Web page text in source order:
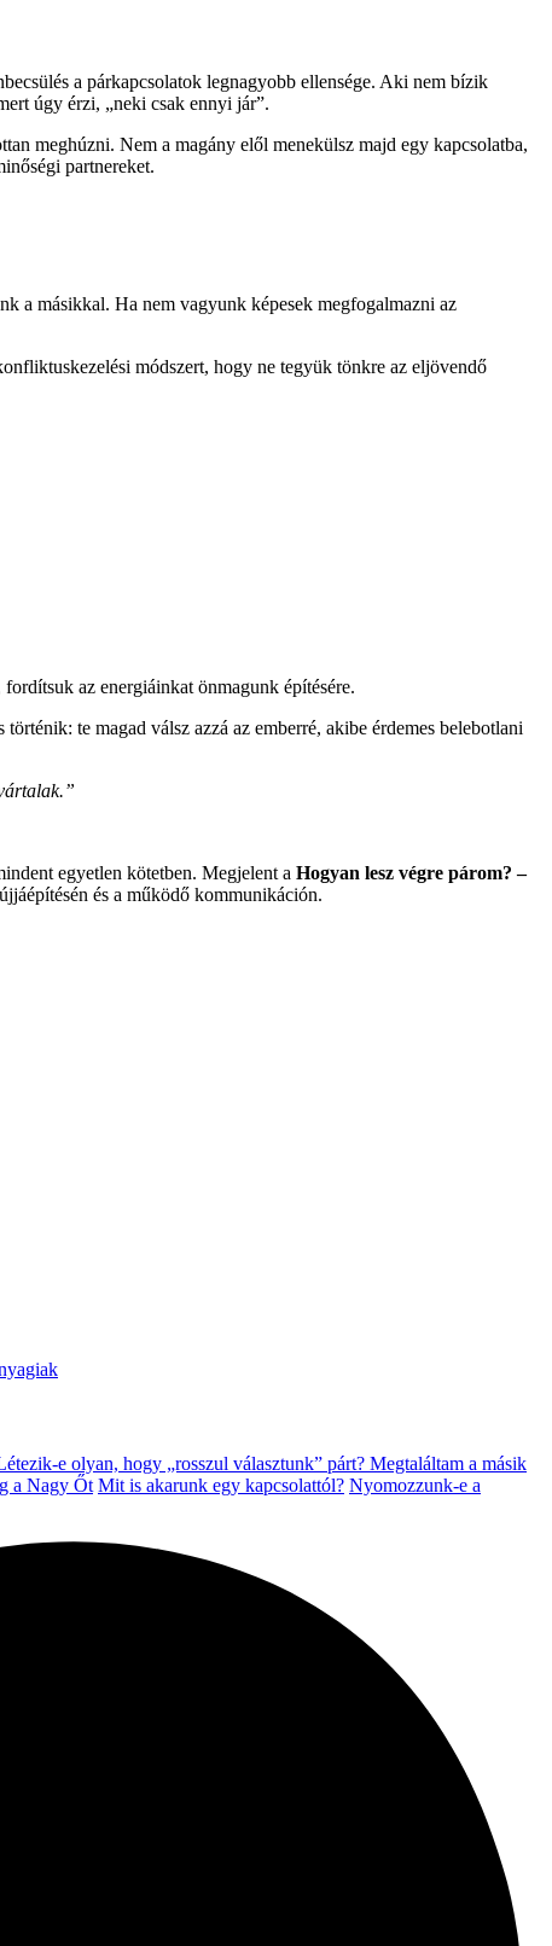
a párkapcsolatok legnagyobb ellensége. Aki nem bízik
úgy érzi, „neki csak ennyi jár”.
meghúzni. Nem a magány elől menekülsz majd egy kapcsolatba,
partnereket.
a másikkal. Ha nem vagyunk képesek megfogalmazni az
módszert, hogy ne tegyük tönkre az eljövendő
az energiáinkat önmagunk építésére.
te magad válsz azzá az emberré, akibe érdemes belebotlani
egyetlen kötetben. Megjelent a Hogyan lesz végre párom? –
és a működő kommunikáción.
e olyan, hogy „rosszul választunk” párt? Megtaláltam a másik
a Nagy Őt Mit is akarunk egy kapcsolattól? Nyomozzunk-e a